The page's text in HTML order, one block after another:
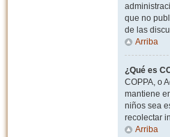
que no
de las
Arriba
¿Qué es
COPPA, o
mantiene
niños sea
recolectar
Arriba